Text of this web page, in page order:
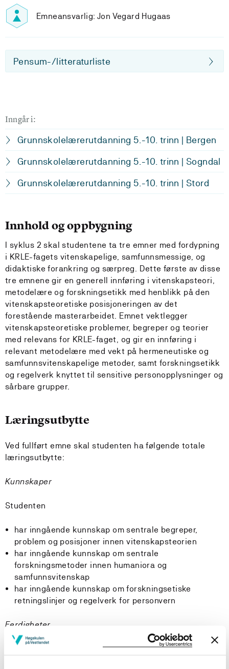
Emneansvarlig: Jon Vegard Hugaas
Pensum-/litteraturliste
Inngår i:
Grunnskolelærerutdanning 5.-10. trinn | Bergen
Grunnskolelærerutdanning 5.-10. trinn | Sogndal
Grunnskolelærerutdanning 5.-10. trinn | Stord
Innhold og oppbygning
I syklus 2 skal studentene ta tre emner med fordypning
i KRLE-fagets vitenskapelige, samfunnsmessige, og
didaktiske forankring og særpreg. Dette første av disse
tre emnene gir en generell innføring i vitenskapsteori,
metodelære og forskningsetikk med henblikk på den
vitenskapsteoretiske posisjoneringen av det
forestående masterarbeidet. Emnet vektlegger
vitenskapsteoretiske problemer, begreper og teorier
med relevans for KRLE-faget, og gir en innføring i
relevant metodelære med vekt på hermeneutiske og
samfunnsvitenskapelige metoder, samt forskningsetikk
og regelverk knyttet til sensitive personopplysninger og
sårbare grupper.
Læringsutbytte
Ved fullført emne skal studenten ha følgende totale
læringsutbytte:
Kunnskaper
Studenten
har inngående kunnskap om sentrale begreper,
problem og posisjoner innen vitenskapsteorien
har inngående kunnskap om sentrale
forskningsmetoder innen humaniora og
samfunnsvitenskap
har inngående kunnskap om forskningsetiske
retningslinjer og regelverk for personvern
Ferdigheter
Studenten